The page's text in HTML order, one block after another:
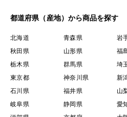
都道府県（産地）から商品を探す
北海道 青森県 岩
秋田県
山形県 福
栃木県
群馬県 埼
東京都
神奈川県 新
石川県
福井県 山
岐阜県
静岡県 愛